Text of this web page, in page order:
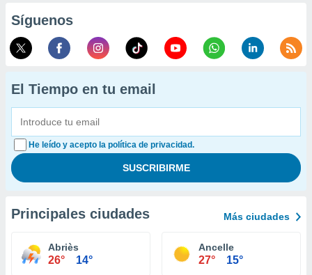
Síguenos
El Tiempo en tu email
He leído y acepto la política de privacidad.
Principales ciudades Más ciudades
Abriès
26° 14°
Ancelle
27° 15°